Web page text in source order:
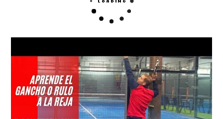
Esta es tu página si quieres conseguir una pala de pádel.
Da lo mismo si la quieres comprar para tí o para regalar,
aquí podrás localizar todos los modelos de Wilson.
Sea cual sea tu nivel de juego y tu técnica de juego,
estas palas se amoldarán a tu estilo y te ayudarán a dar